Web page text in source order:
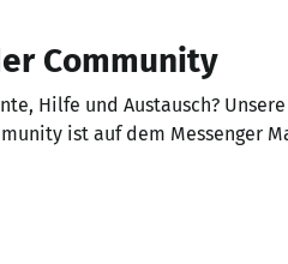
Community
Hilfe und Austausch?
ist auf dem Messenger